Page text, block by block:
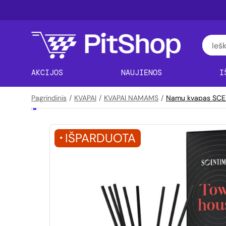
AKCIJOS NAUJIENOS
Pagrindinis / KVAPAI / KVAPAI NAMAMS / Namų kvapas
IŠPARDUOTA